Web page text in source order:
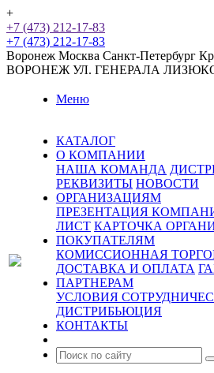
+
+7 (473) 212-17-83
+7 (473) 212-17-83
Воронеж Москва Санкт-Петербург
ВОРОНЕЖ УЛ. ГЕНЕРАЛА
Меню
КАТАЛОГ
О КОМПАНИИ
НАША КОМАНДА
РЕКВИЗИТЫ НОВОСТИ
ОРГАНИЗАЦИЯМ
ПРЕЗЕНТАЦИЯ
ЛИСТ КАРТОЧКА
ПОКУПАТЕЛЯМ
КОМИССИОННАЯ
ДОСТАВКА И ОПЛАТА
ПАРТНЕРАМ
УСЛОВИЯ
ДИСТРИБЬЮЦИЯ
КОНТАКТЫ